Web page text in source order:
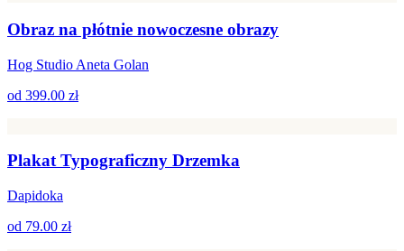
Obraz na płótnie nowoczesne obrazy
Hog Studio Aneta Golan
od 399.00 zł
Plakat Typograficzny Drzemka
Dapidoka
od 79.00 zł